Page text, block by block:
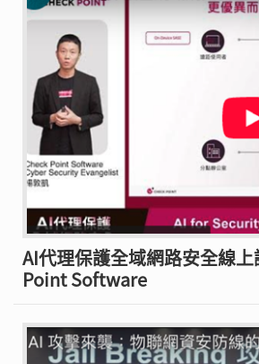
AI代理保護全域網路安全線
Point Software